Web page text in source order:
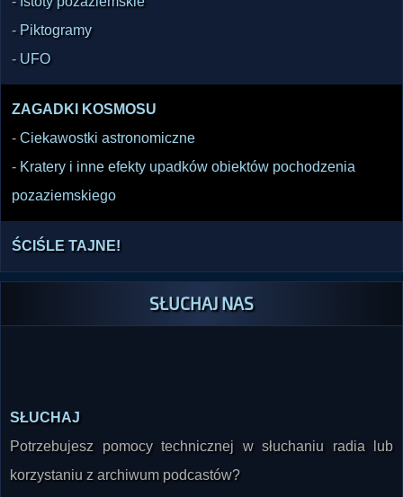
- Piktogramy
- UFO
ZAGADKI KOSMOSU
- Ciekawostki astronomiczne
- Kratery i inne efekty upadków obiektów pochodzenia
pozaziemskiego
ŚCIŚLE TAJNE!
SŁUCHAJ NAS
Potrzebujesz pomocy technicznej w słuchaniu radia lub
korzystaniu z archiwum podcastów?